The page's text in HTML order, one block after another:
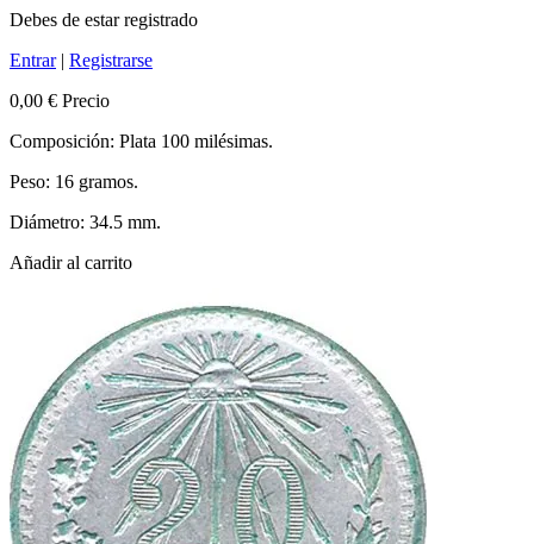
Debes de estar registrado
Entrar| Registrarse
0,00 € Precio
Composición: Plata 100 milésimas.
Peso: 16 gramos.
Diámetro: 34.5 mm.
Añadir al carrito